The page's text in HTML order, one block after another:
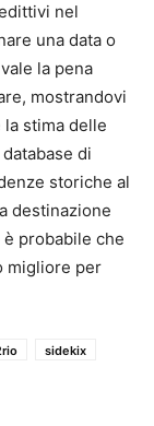
nel
una data o
la pena
mostrandovi
stima delle
di
storiche al
destinazione
probabile che
migliore per
sidekix